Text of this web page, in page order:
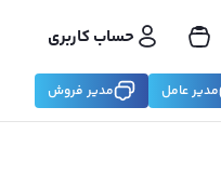
حساب کاربری
مدیر عامل مدیر فروش